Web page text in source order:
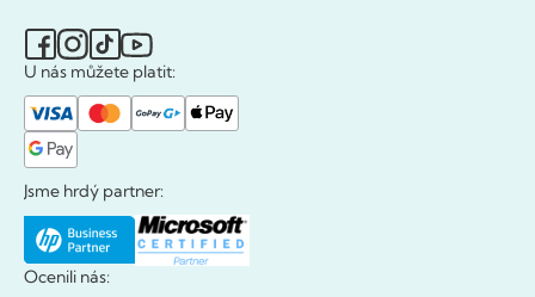
U nás můžete platit:
Jsme hrdý partner:
Ocenili nás: